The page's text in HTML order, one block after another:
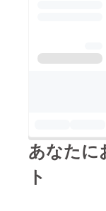
あなたに
ト